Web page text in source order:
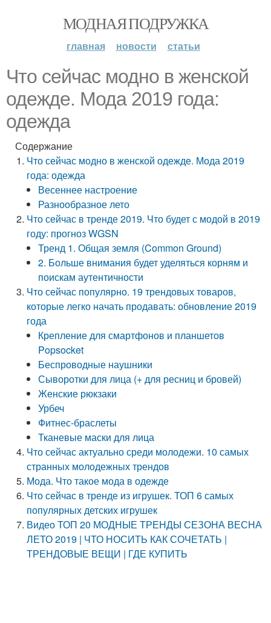
МОДНАЯ ПОДРУЖКА
главная новости статьи
Что сейчас модно в женской
одежде. Мода 2019 года:
одежда
Содержание
Что сейчас модно в женской одежде. Мода 2019
года: одежда
Весеннее настроение
Разнообразное лето
Что сейчас в тренде 2019. Что будет с модой в 2019
году: прогноз WGSN
Тренд 1. Общая земля (Common Ground)
2. Больше внимания будет уделяться корням и
поискам аутентичности
Что сейчас популярно. 19 трендовых товаров,
которые легко начать продавать: обновление 2019
года
Крепление для смартфонов и планшетов
Popsocket
Беспроводные наушники
Сыворотки для лица (+ для ресниц и бровей)
Женские рюкзаки
Урбеч
Фитнес-браслеты
Тканевые маски для лица
Что сейчас актуально среди молодежи. 10 самых
странных молодежных трендов
Мода. Что такое мода в одежде
Что сейчас в тренде из игрушек. ТОП 6 самых
популярных детских игрушек
Видео ТОП 20 МОДНЫЕ ТРЕНДЫ СЕЗОНА ВЕСНА
ЛЕТО 2019 | ЧТО НОСИТЬ КАК СОЧЕТАТЬ |
ТРЕНДОВЫЕ ВЕЩИ | ГДЕ КУПИТЬ